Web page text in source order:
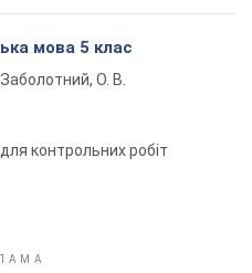
мова 5 клас
О. В.
контрольних робіт